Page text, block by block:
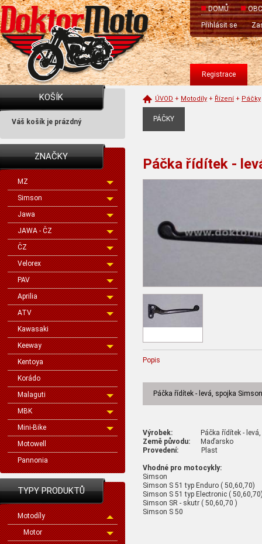
DOMŮ
Přihlásit se
Registrace
KOŠÍK
Váš košík je prázdný
ZNAČKY
MZ
Simson
Jawa
JAWA - ČZ
ČZ
Velorex
PAV
Aprilia
ATV
Kawasaki
Keeway
Kentoya
Korádo
Malaguti
MBK
Mini-Bike
Motowell
Pannonia
TYPY PRODUKTŮ
Motodíly
Motor
ÚVOD + Motodíly + Řízení + Páčky
PÁČKY
Páčka řídítek -
Popis
Páčka řídítek - levá, spojka Simson
Výrobek: Páčka řídítek - levá,
Země původu: Maďarsko
Provedení: Plast
Vhodné pro motocykly:
Simson
Simson S 51 typ Enduro ( 50,60,70)
Simson S 51 typ Electronic (
Simson SR - skutr ( 50,60,70 )
Simson S 50